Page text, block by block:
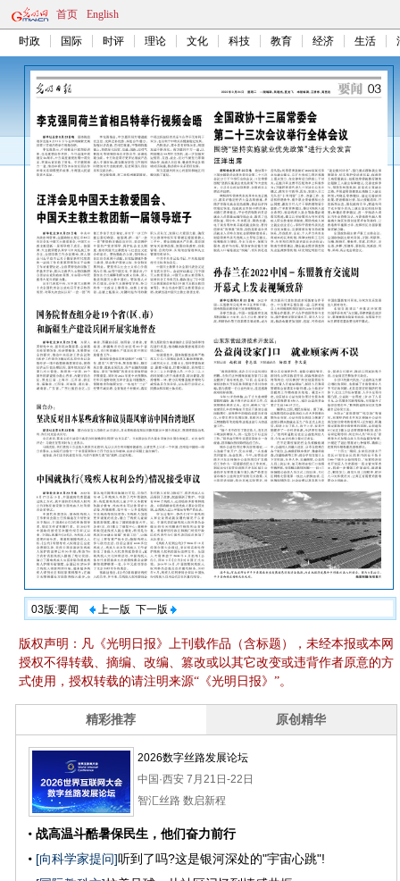
首页 English
时政 国际 时评 理论 文化 科技 教育 经济 生活
03版:要闻 上一版 下一版
版权声明：凡《光明日报》上刊载作品（含标题），未经本报或本网
授权不得转载、摘编、改编、篡改或以其它改变或违背作者原意的方
式使用，授权转载的请注明来源“《光明日报》”。